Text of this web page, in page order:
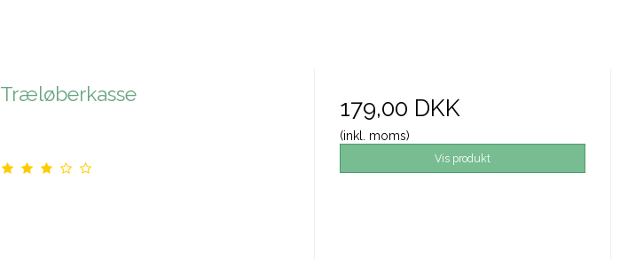
Træløberkasse 179,00 DKK
(inkl. moms)
Vis produkt